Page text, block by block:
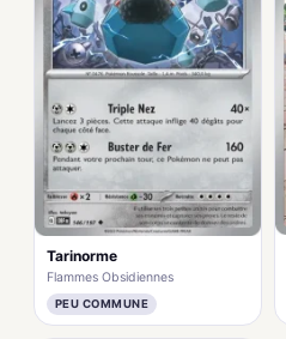
Tarinorme
Flammes Obsidiennes
PEU COMMUNE